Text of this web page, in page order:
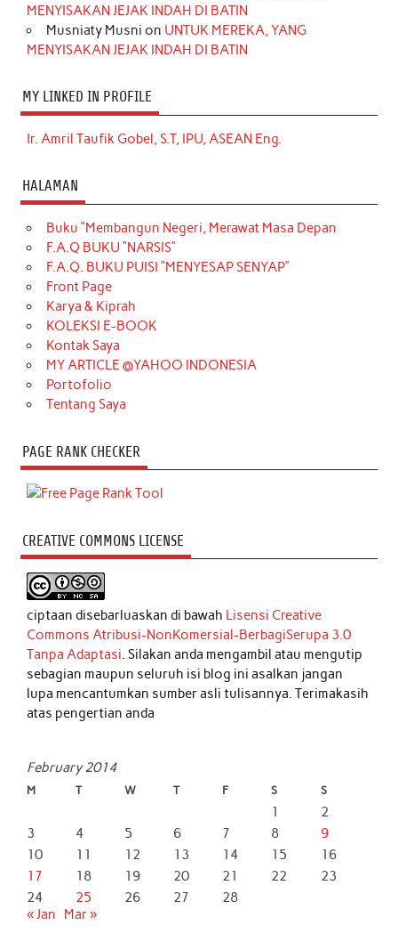
MENYISAKAN JEJAK INDAH DI BATIN
Musniaty Musni on UNTUK MEREKA, YANG
MENYISAKAN JEJAK INDAH DI BATIN
MY LINKED IN PROFILE
Ir. Amril Taufik Gobel, S.T, IPU, ASEAN Eng.
HALAMAN
Buku “Membangun Negeri, Merawat Masa Depan
F.A.Q BUKU “NARSIS”
F.A.Q. BUKU PUISI “MENYESAP SENYAP”
Front Page
Karya & Kiprah
KOLEKSI E-BOOK
Kontak Saya
MY ARTICLE @YAHOO INDONESIA
Portofolio
Tentang Saya
PAGE RANK CHECKER
CREATIVE COMMONS LICENSE
ciptaan disebarluaskan di bawah Lisensi Creative
Commons Atribusi-NonKomersial-BerbagiSerupa 3.0
Tanpa Adaptasi. Silakan anda mengambil atau mengutip
sebagian maupun seluruh isi blog ini asalkan jangan
lupa mencantumkan sumber asli tulisannya. Terimakasih
atas pengertian anda
February 2014
M T W T F S S
1
2
3
4 5 6 7 8
9
10
11 12 13 14 15
16
17
18 19 20 21 22
23
24
25 26 27
28
« Jan
Mar »